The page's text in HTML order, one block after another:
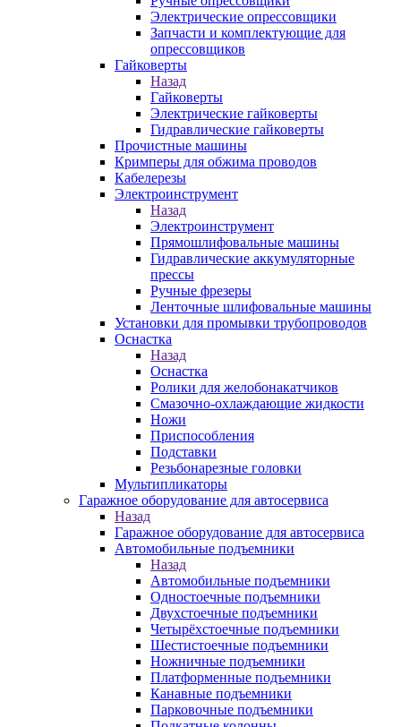
Электрические опрессовщики
Запчасти и комплектующие для
опрессовщиков
Гайковерты
Назад
Гайковерты
Электрические гайковерты
Гидравлические гайковерты
Прочистные машины
Кримперы для обжима проводов
Кабелерезы
Электроинструмент
Назад
Электроинструмент
Прямошлифовальные машины
Гидравлические аккумуляторные
прессы
Ручные фрезеры
Ленточные шлифовальные машины
Установки для промывки трубопроводов
Оснастка
Назад
Оснастка
Ролики для желобонакатчиков
Смазочно-охлаждающие жидкости
Ножи
Приспособления
Подставки
Резьбонарезные головки
Мультипликаторы
Гаражное оборудование для автосервиса
Назад
Гаражное оборудование для автосервиса
Автомобильные подъемники
Назад
Автомобильные подъемники
Одностоечные подъемники
Двухстоечные подъемники
Четырёхстоечные подъемники
Шестистоечные подъемники
Ножничные подъемники
Платформенные подъемники
Канавные подъемники
Парковочные подъемники